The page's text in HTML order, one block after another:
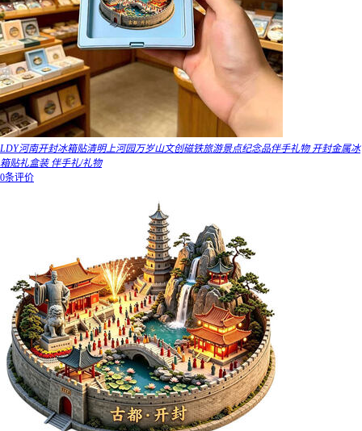
LDY河南开封冰箱贴清明上河园万岁山文创磁铁旅游景点纪念品伴手礼物 开封金属冰
箱贴礼盒装 伴手礼/礼物
0条评价